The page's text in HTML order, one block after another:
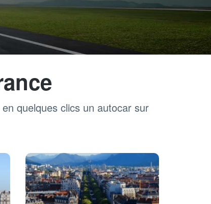
quelques clics un autocar sur